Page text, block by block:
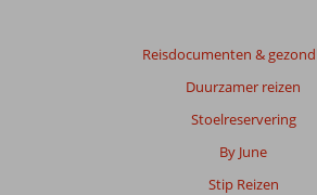
Reisdocumenten &
Duurzamer reizen
Stoelreservering
By June
Stip Reizen